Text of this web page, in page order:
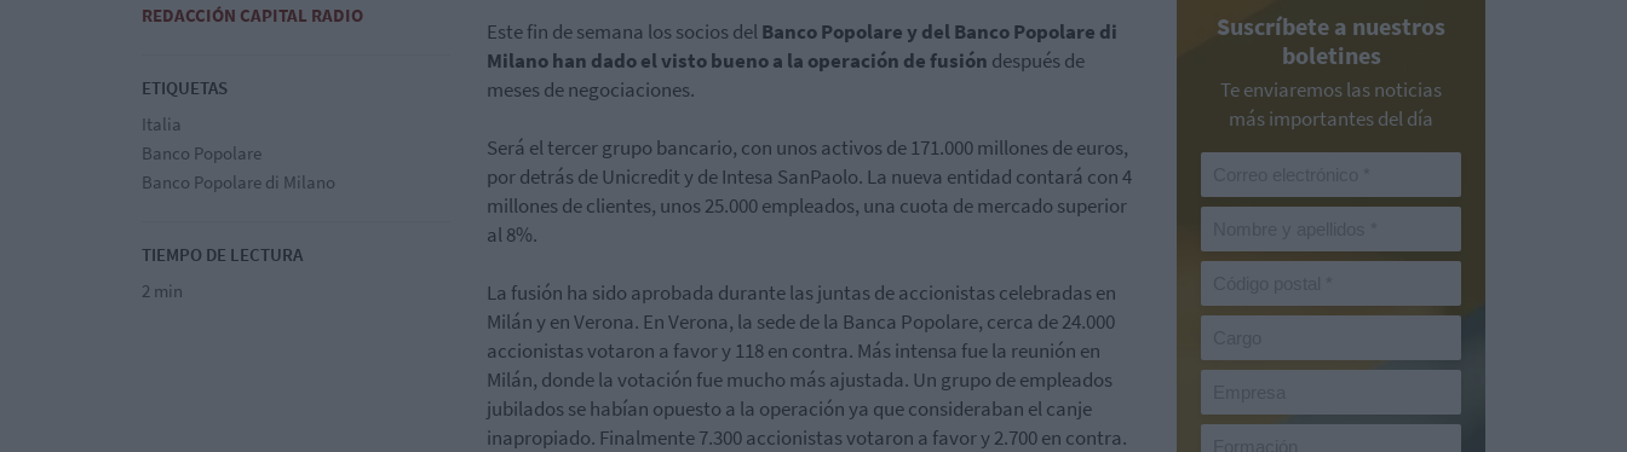
REDACCIÓN CAPITAL RADIO
ETIQUETAS
Italia
Banco Popolare
Banco Popolare di Milano
TIEMPO DE LECTURA
2 min
Este fin de semana los socios delBanco Popolare y del Banco Popolare di
Milano han dado el visto bueno a la operación de fusión después de
meses de negociaciones.
Será el tercer grupo bancario, con unos activos de 171.000 millones de euros,
por detrás de Unicredit y de Intesa SanPaolo. La nueva entidad contará con 4
millones de clientes, unos 25.000 empleados, una cuota de mercado superior
al 8%.
La fusión ha sido aprobada durante las juntas de accionistas celebradas en
Milán y en Verona. En Verona, la sede de la Banca Popolare, cerca de 24.000
accionistas votaron a favor y 118 en contra. Más intensa fue la reunión en
Milán, donde la votación fue mucho más ajustada. Un grupo de empleados
jubilados se habían opuesto a la operación ya que consideraban el canje
inapropiado. Finalmente 7.300 accionistas votaron a favor y 2.700 en contra.
Suscríbete a nuestros
boletines
Te enviaremos las noticias
más importantes del día